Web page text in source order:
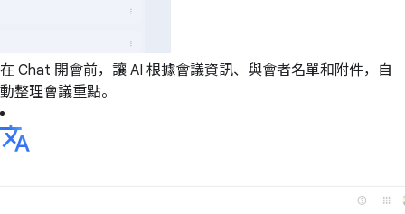
在 Chat 開會前，讓 AI 根據會議資訊、與會者名單和附件，自
動整理會議重點。